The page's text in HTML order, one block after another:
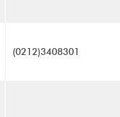
(0212)3408301